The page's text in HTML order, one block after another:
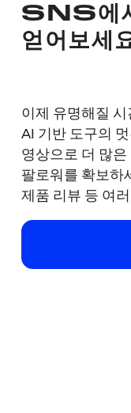
SNS에
얻어보세
이제 유명해질
AI 기반 도구의
영상으로 더 많
팔로워를 확보하
제품 리뷰 등 여